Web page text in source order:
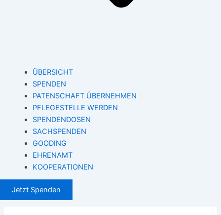
ÜBERSICHT
SPENDEN
PATENSCHAFT ÜBERNEHMEN
PFLEGESTELLE WERDEN
SPENDENDOSEN
SACHSPENDEN
GOODING
EHRENAMT
KOOPERATIONEN
Jetzt Spenden